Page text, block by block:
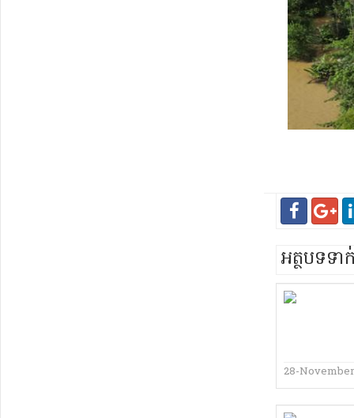
អត្ថបទទ
28-